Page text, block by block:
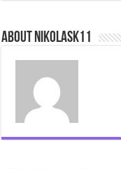
About nikolask11